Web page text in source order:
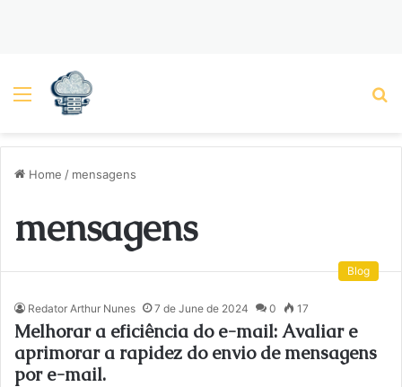
Menu
Home / mensagens
mensagens
Blog
Redator Arthur Nunes 7 de June de 2024 0 17
Melhorar a eficiência do e-mail: Avaliar e
aprimorar a rapidez do envio de mensagens
por e-mail.